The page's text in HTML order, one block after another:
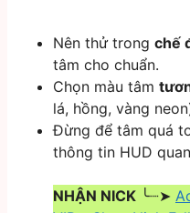
Nên thử trong chế
tâm cho chuẩn.
Chọn màu tâm
lá, hồng, vàng
Đừng để tâm quá
thông tin HUD
NHẬN NICK ╰┈➤